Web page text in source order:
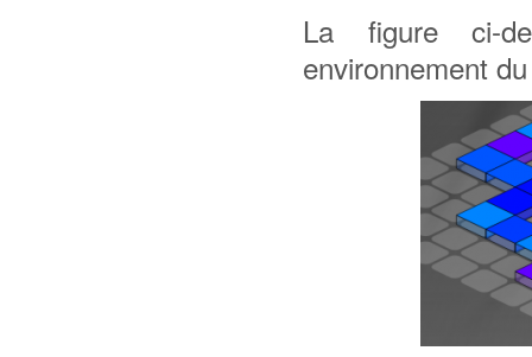
La figure ci-
environnement